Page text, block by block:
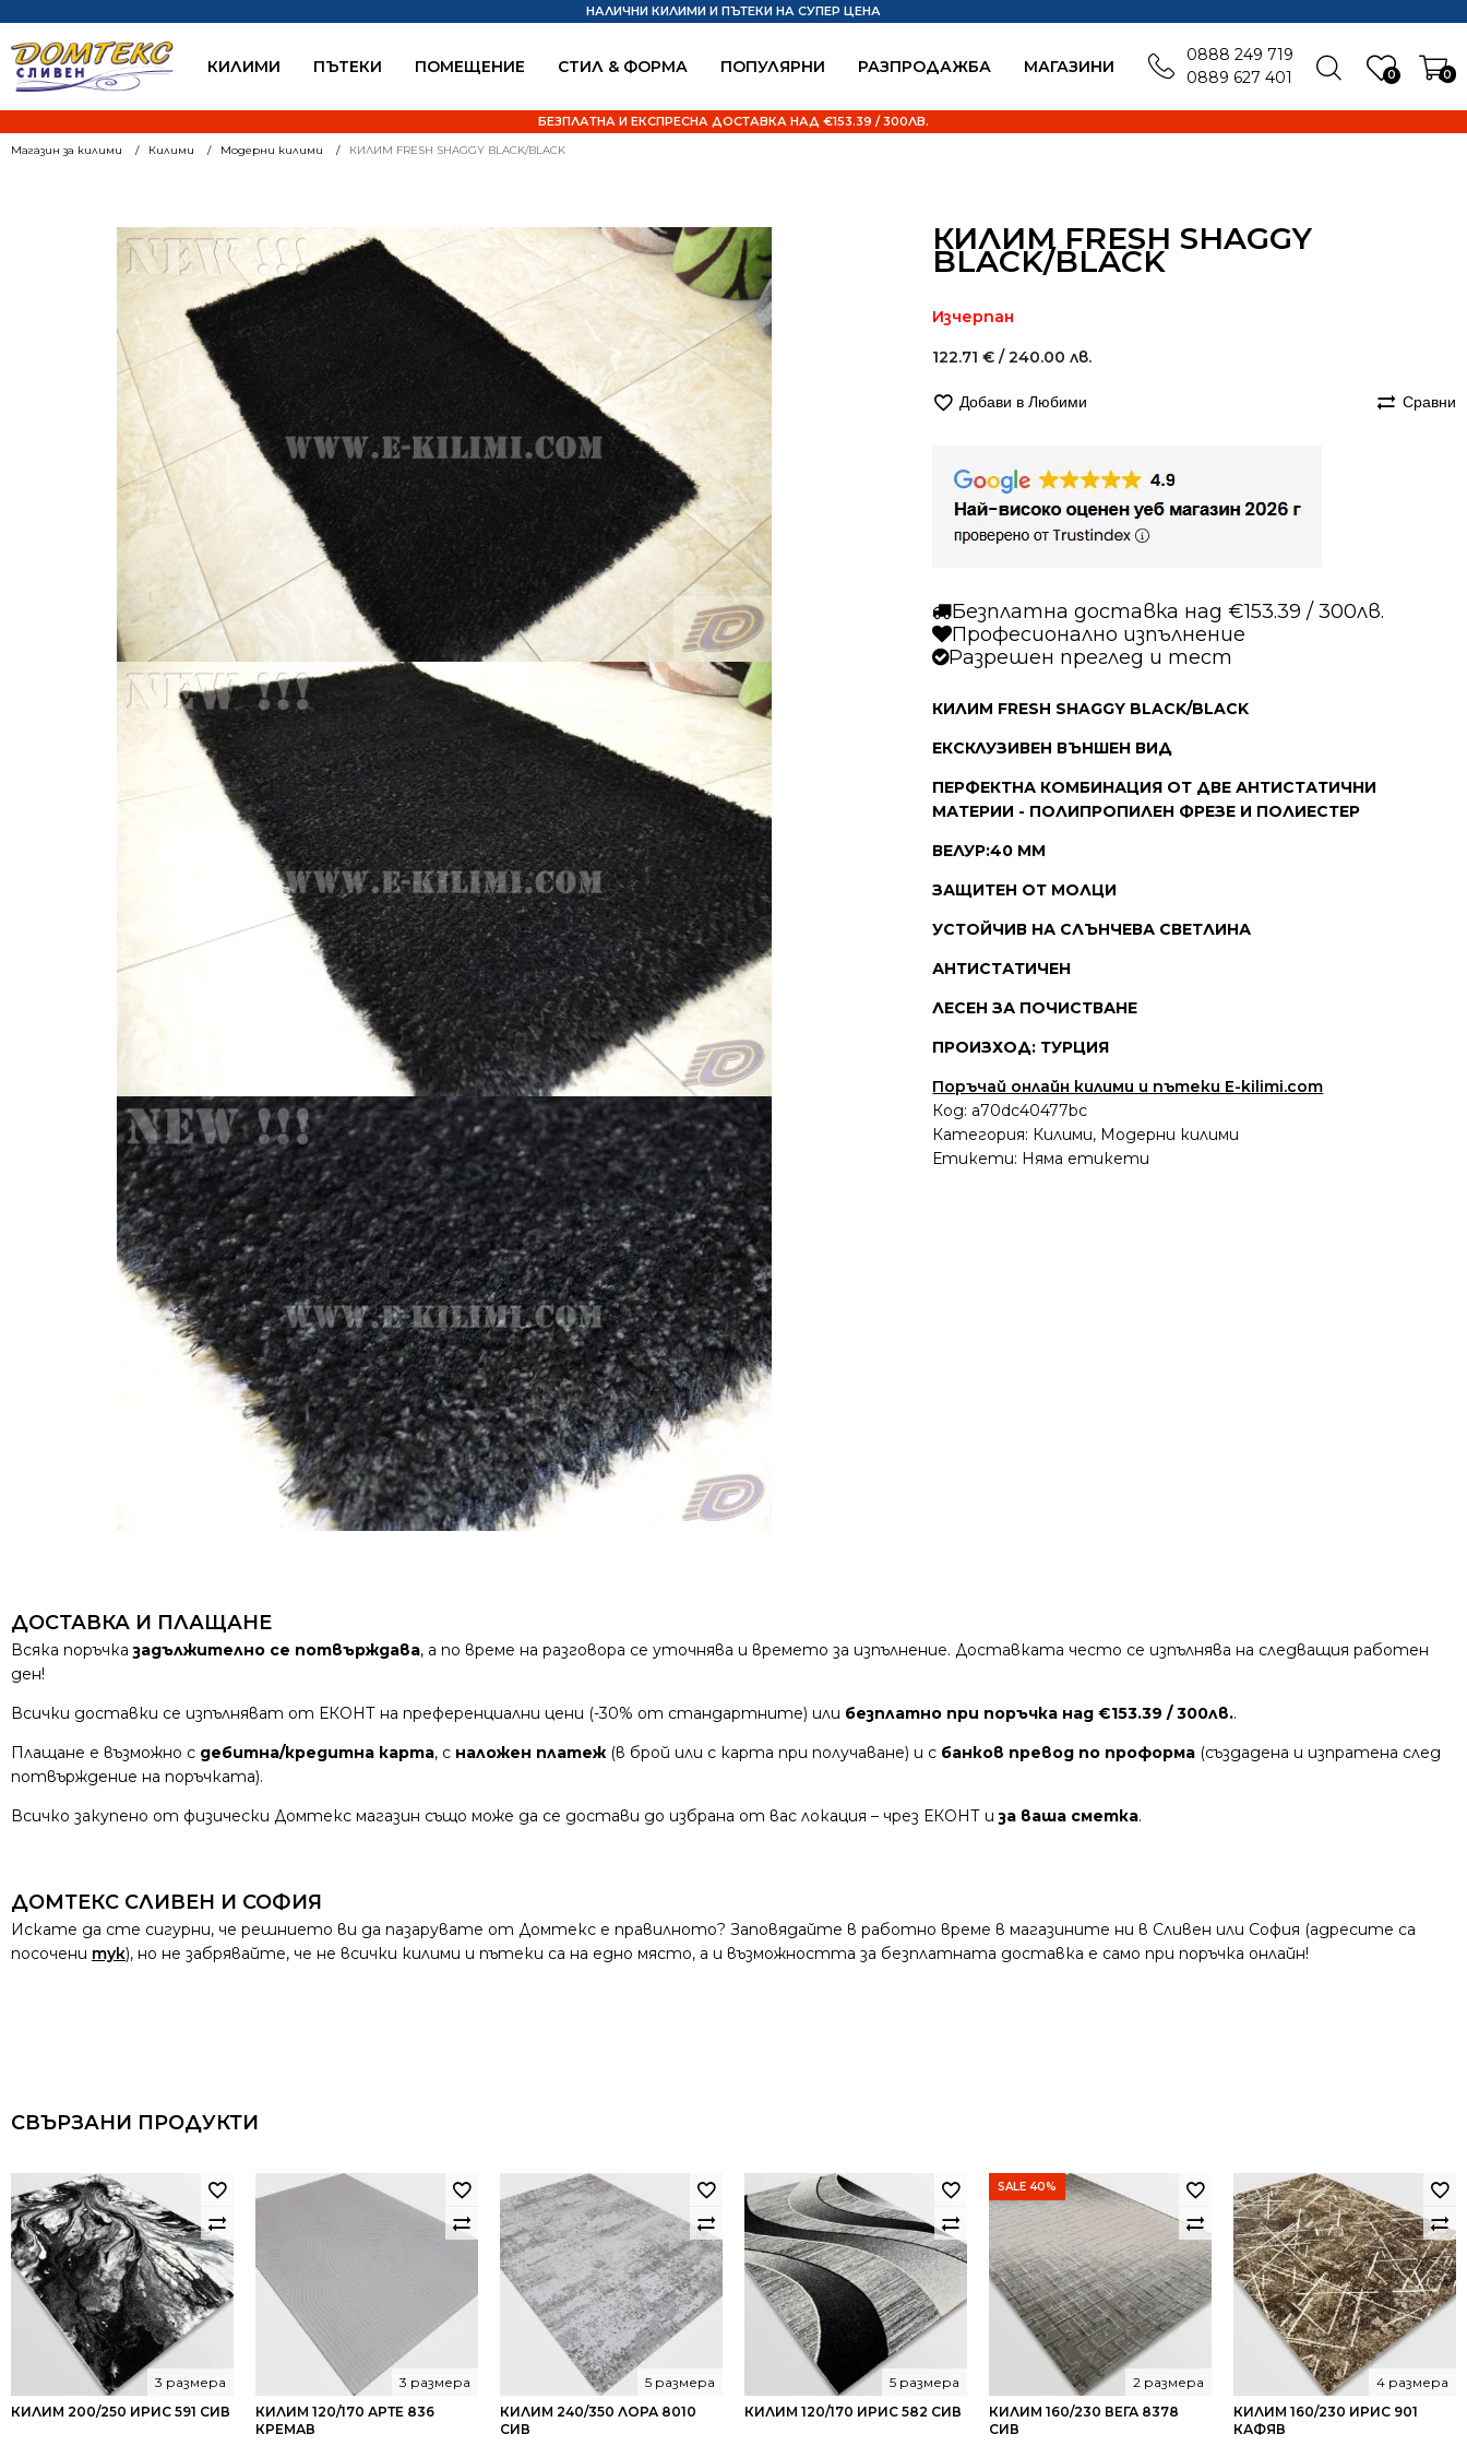
КИЛИМИ ПЪТЕКИ ПОМЕЩЕНИЕ СТИЛ & ФОРМА ПОПУЛЯРНИ РАЗПРОДАЖБА MАГАЗИНИ 0 0
НАЛИЧНИ КИЛИМИ И ПЪТЕКИ НА СУПЕР ЦЕНА
БЕЗПЛАТНА И ЕКСПРЕСНА ДОСТАВКА НАД €153.39 / 300ЛВ.
0888 249 719
0889 627 401
Магазин за килими Килими Модерни килими КИЛИМ FRESH SHAGGY BLACK/BLACK
КИЛИМ FRESH SHAGGY
BLACK/BLACK
Изчерпан
122.71€ / 240.00 лв.
Добави в Любими Сравни
Безплатна доставка над €153.39 / 300лв.
Професионално изпълнение
Разрешен преглед и тест
КИЛИМ FRESH SHAGGY BLACK/BLACK
ЕКСКЛУЗИВЕН ВЪНШЕН ВИД
ПЕРФЕКТНА КОМБИНАЦИЯ ОТ ДВЕ АНТИСТАТИЧНИ
МАТЕРИИ - ПОЛИПРОПИЛЕН ФРЕЗЕ И ПОЛИЕСТЕР
ВЕЛУР:40 ММ
ЗАЩИТЕН ОТ МОЛЦИ
УСТОЙЧИВ НА СЛЪНЧЕВА СВЕТЛИНА
АНТИСТАТИЧЕН
ЛЕСЕН ЗА ПОЧИСТВАНЕ
ПРОИЗХОД: ТУРЦИЯ
Поръчай онлайн килими и пътеки E-kilimi.com
Код: a70dc40477bc
Категория: Килими, Модерни килими
Етикети: Няма етикети
ДОСТАВКА И ПЛАЩАНЕ
Всяка поръчказадължително се потвърждава, а по време на разговора се уточнява и времето за изпълнение. Доставката често се изпълнява на следващия работен
ден!
Всички доставки се изпълняват от ЕКОНТ на преференциални цени (-30% от стандартните) или безплатно при поръчка над €153.39 / 300лв..
Плащане е възможно с дебитна/кредитна карта, с наложен платеж (в брой или с карта при получаване) и с банков превод по проформа (създадена и изпратена след
потвърждение на поръчката).
Всичко закупено от физически Домтекс магазин също може да се достави до избрана от вас локация – чрез ЕКОНТ иза ваша сметка.
ДОМТЕКС СЛИВЕН И СОФИЯ
Искате да сте сигурни, че решнието ви да пазарувате от Домтекс е правилното? Заповядайте в работно време в магазините ни в Сливен или София (адресите са
посочени тук), но не забрявайте, че не всички килими и пътеки са на едно място, а и възможността за безплатната доставка е само при поръчка онлайн!
СВЪРЗАНИ ПРОДУКТИ
КИЛИМ 200/250 ИРИС 591 СИВ
3 размера
КИЛИМ 120/170 АРТЕ 836
КРЕМАВ
3 размера
КИЛИМ 240/350 ЛОРА 8010
СИВ
5 размера
КИЛИМ 120/170 ИРИС 582 СИВ
5 размера
SALE 40%
КИЛИМ 160/230 ВЕГА 8378
СИВ
2 размера
КИЛИМ 160/230 ИРИС 901
КАФЯВ
4 размера